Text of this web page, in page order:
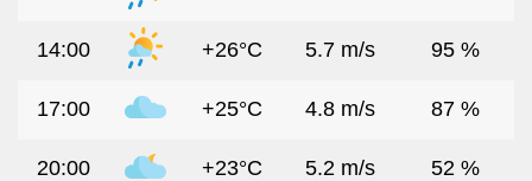
14:00 +26°C 5.7 m/s 95 %
17:00 +25°C 4.8 m/s 87 %
20:00 +23°C 5.2 m/s 52 %